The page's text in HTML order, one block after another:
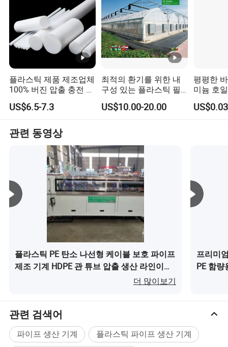
플라스틱 제품 제조업체
100% 버진 압출 충전 원
료 백색 PTFE 막대
US$6.5-7.3
최적의 환기를 위한 내
구성 있는 플라스틱 필
름 톱니형 온실
US$10.00-20.00
평평한
미늄 호
업 플라
치 차 단
일러 지
관련 동영상
플라스틱 PE 탄소 나선형 케이블 보호 파이프
제조 기계 HDPE 관 튜브 압출 생산 라인이
더 많이보기
프리미
PE 함
관련 검색어
파이프 생산 기계
플라스틱 파이프 생산 기계